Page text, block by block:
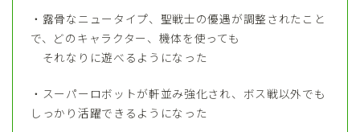
・露骨なニュータイプ、聖戦士の優遇が調整されたこと
で、どのキャラクター、機体を使っても
それなりに遊べるようになった
・スーパーロボットが軒並み強化され、ボス戦以外でも
しっかり活躍できるようになった